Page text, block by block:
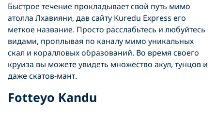
Быстрое течение прокладывает свой путь мимо
атолла Лхавияни, дав сайту Kuredu Express его
меткое название. Просто расслабьтесь и любуйтесь
видами, проплывая по каналу мимо уникальных
скал и коралловых образований. Во время своего
круиза вы можете увидеть множество акул, тунцов и
даже скатов-мант.
Fotteyo Kandu